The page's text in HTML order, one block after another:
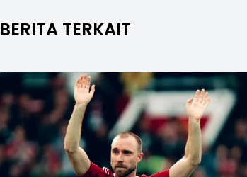
BERITA TERKAIT